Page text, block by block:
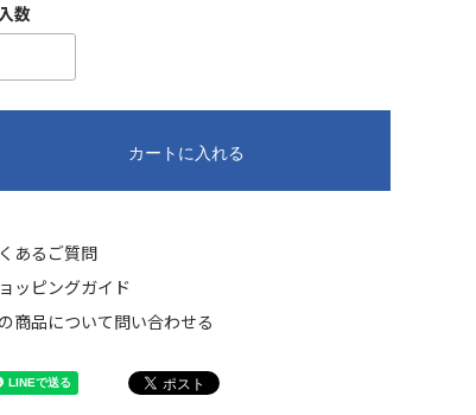
数
カートに入れる
あるご質問
ッピングガイド
商品について問い合わせる